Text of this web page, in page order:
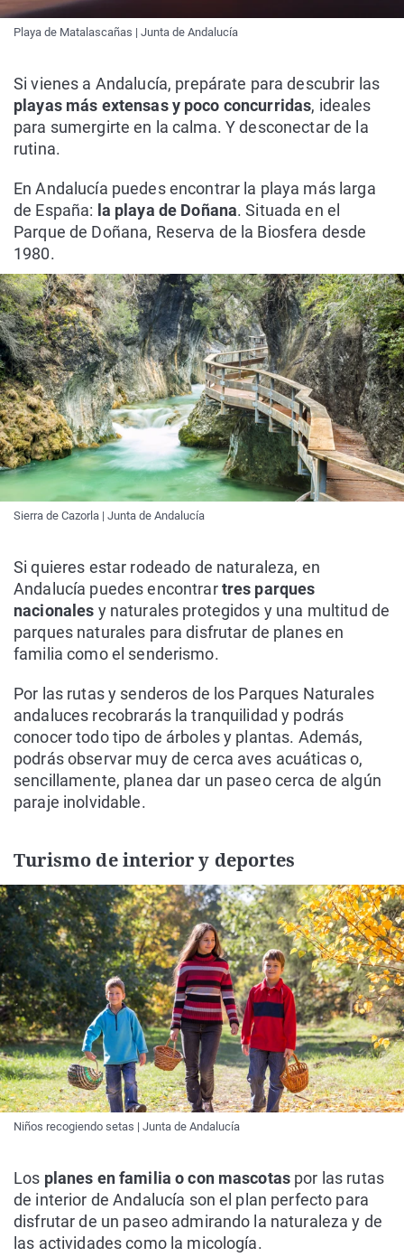
Playa de Matalascañas | Junta de Andalucía
Si vienes a Andalucía, prepárate para descubrir las
playas más extensas y poco concurridas, ideales
para sumergirte en la calma. Y desconectar de la
rutina.
En Andalucía puedes encontrar la playa más larga
de España: la playa de Doñana. Situada en el
Parque de Doñana, Reserva de la Biosfera desde
1980.
Sierra de Cazorla | Junta de Andalucía
Si quieres estar rodeado de naturaleza, en
Andalucía puedes encontrartres parques
nacionales y naturales protegidos y una multitud de
parques naturales para disfrutar de planes en
familia como el senderismo.
Por las rutas y senderos de los Parques Naturales
andaluces recobrarás la tranquilidad y podrás
conocer todo tipo de árboles y plantas. Además,
podrás observar muy de cerca aves acuáticas o,
sencillamente, planea dar un paseo cerca de algún
paraje inolvidable.
Turismo de interior y deportes
Niños recogiendo setas | Junta de Andalucía
Los planes en familia o con mascotas por las rutas
de interior de Andalucía son el plan perfecto para
disfrutar de un paseo admirando la naturaleza y de
las actividades como la micología.